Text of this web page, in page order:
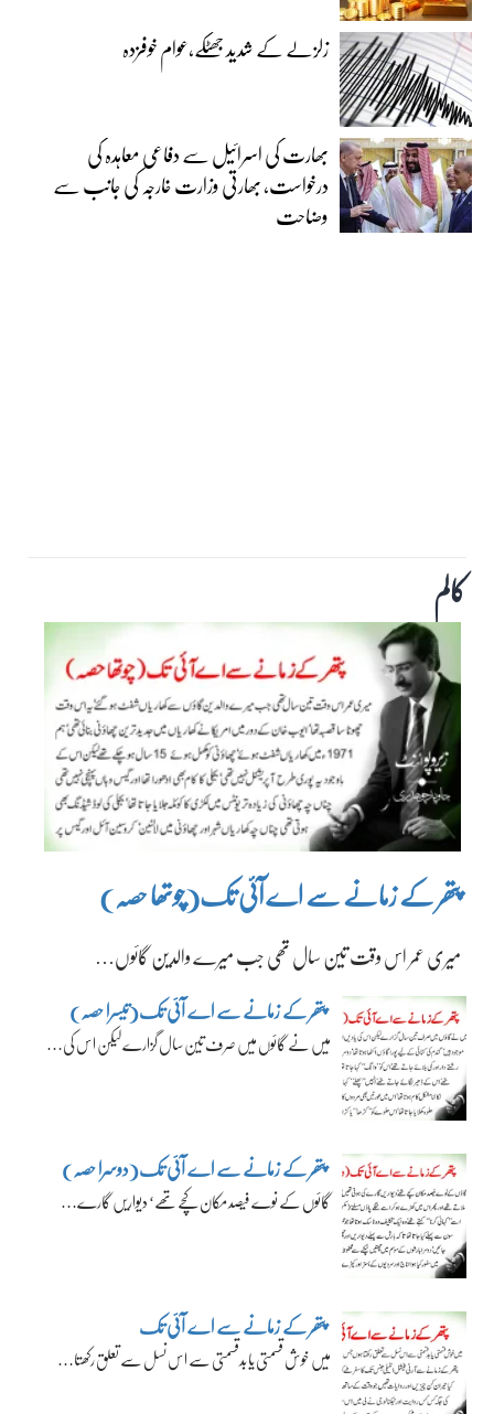
زلزلے کے شدید جھٹکے،عوام خوفزدہ
بھارت کی اسرائیل سے دفاعی معاہدہ کی
درخواست، بھارتی وزارت خارجہ کی جانب سے
وضاحت
کالم
پتھر کے زمانے سے اے آئی تک(چوتھا حصہ)
میری عمر اس وقت تین سال تھی جب میرے والدین گائوں…
پتھر کے زمانے سے اے آئی تک(تیسرا حصہ)
میں نے گائوں میں صرف تین سال گزارے لیکن اس کی…
پتھر کے زمانے سے اے آئی تک(دوسرا حصہ)
گائوں کے نوے فیصد مکان کچے تھے‘ دیواریں گارے…
پتھر کے زمانے سے اے آئی تک
میں خوش قسمتی یا بدقسمتی سے اس نسل سے تعلق رکھتا…